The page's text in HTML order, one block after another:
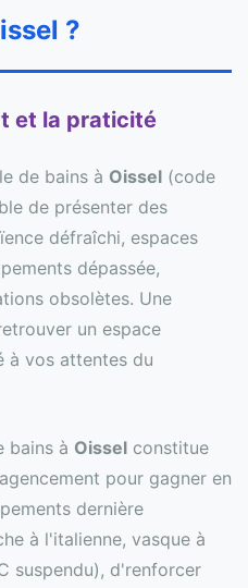
?
et la praticité
de bains à Oissel (code
de présenter des
défraîchi, espaces
dépassée,
obsolètes. Une
un espace
à vos attentes du
bains à Oissel constitue
pour gagner en
dernière
à l'italienne, vasque à
suspendu), d'renforcer